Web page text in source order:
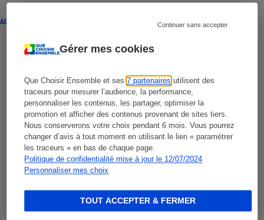
Gérer mes cookies
Que Choisir Ensemble et ses7 partenaires utilisent des
traceurs pour mesurer l’audience, la performance,
personnaliser les contenus, les partager, optimiser la
promotion et afficher des contenus provenant de sites tiers.
Nous conserverons votre choix pendant 6 mois. Vous pourrez
changer d’avis à tout moment en utilisant le lien « paramétrer
les traceurs » en bas de chaque page.
Politique de confidentialité mise à jour le 12/07/2024
Personnaliser mes choix
Continuer sans accepter
TOUT ACCEPTER & FERMER
ACTUALITÉ